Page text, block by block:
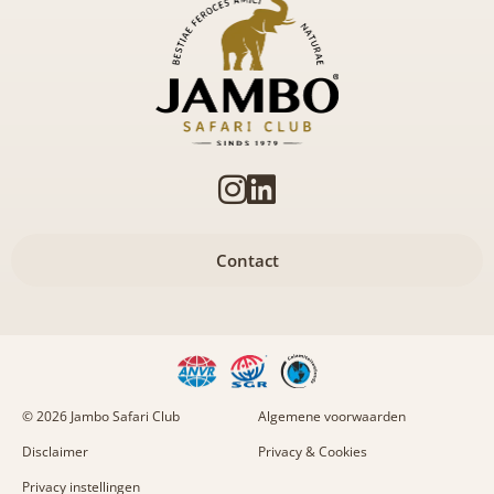
Contact
© 2026 Jambo Safari Club
Algemene voorwaarden
Disclaimer
Privacy & Cookies
Privacy instellingen